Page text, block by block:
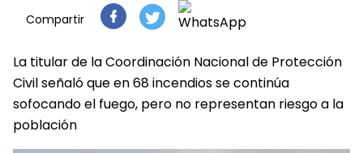
Compartir
La titular de la Coordinación Nacional de Protección
Civil señaló que en 68 incendios se continúa
sofocando el fuego, pero no representan riesgo a la
población